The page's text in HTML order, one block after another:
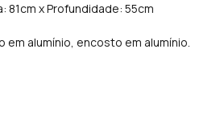
81cm x Profundidade: 55cm
em alumínio, encosto em alumínio.